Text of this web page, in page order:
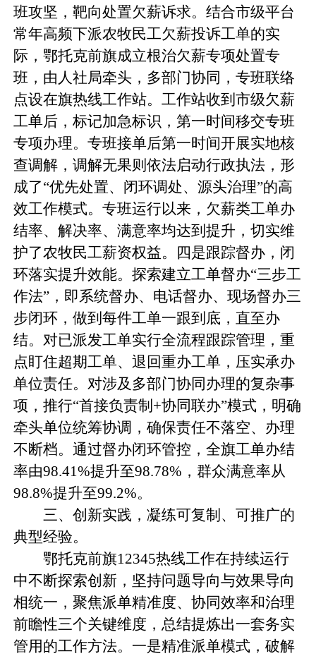
班攻坚，靶向处置欠薪诉求。结合市级平台
常年高频下派农牧民工欠薪投诉工单的实
际，鄂托克前旗成立根治欠薪专项处置专
班，由人社局牵头，多部门协同，专班联络
点设在旗热线工作站。工作站收到市级欠薪
工单后，标记加急标识，第一时间移交专班
专项办理。专班接单后第一时间开展实地核
查调解，调解无果则依法启动行政执法，形
成了“优先处置、闭环调处、源头治理”的高
效工作模式。专班运行以来，欠薪类工单办
结率、解决率、满意率均达到提升，切实维
护了农牧民工薪资权益。四是跟踪督办，闭
环落实提升效能。探索建立工单督办“三步工
作法”，即系统督办、电话督办、现场督办三
步闭环，做到每件工单一跟到底，直至办
结。对已派发工单实行全流程跟踪管理，重
点盯住超期工单、退回重办工单，压实承办
单位责任。对涉及多部门协同办理的复杂事
项，推行“首接负责制+协同联办”模式，明确
牵头单位统筹协调，确保责任不落空、办理
不断档。通过督办闭环管控，全旗工单办结
率由98.41%提升至98.78%，群众满意率从
98.8%提升至99.2%。
三、创新实践，凝练可复制、可推广的
典型经验。
鄂托克前旗12345热线工作在持续运行
中不断探索创新，坚持问题导向与效果导向
相统一，聚焦派单精准度、协同效率和治理
前瞻性三个关键维度，总结提炼出一套务实
管用的工作方法。一是精准派单模式，破解